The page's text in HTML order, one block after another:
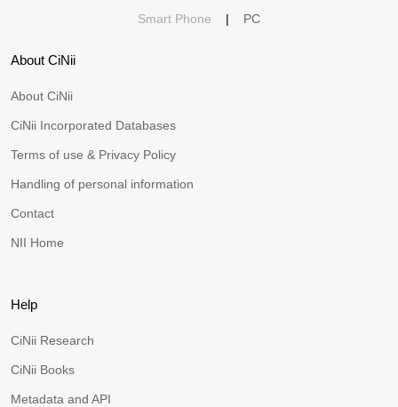
Smart Phone | PC
About CiNii
About CiNii
CiNii Incorporated Databases
Terms of use & Privacy Policy
Handling of personal information
Contact
NII Home
Help
CiNii Research
CiNii Books
Metadata and API